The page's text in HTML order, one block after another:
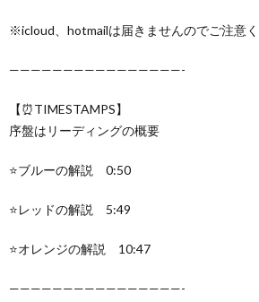
※icloud、hotmailは届きませんのでご注意く
————————————————-
【⏰TIMESTAMPS】
序盤はリーディングの概要
⭐️ブルーの解説 0:50
⭐️レッドの解説 5:49
⭐️オレンジの解説 10:47
————————————————-